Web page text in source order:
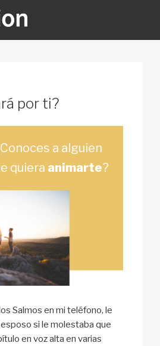
por ti?
a alguien
quiera animarte?
Salmos en mi teléfono, le
si le molestaba que
en voz alta en varias